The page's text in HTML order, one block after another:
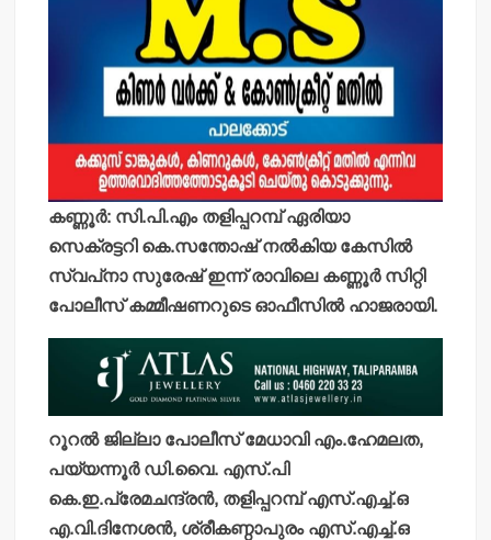
കണ്ണൂര്‍: സി.പി.എം തളിപ്പറമ്പ് ഏരിയാ
സെക്രട്ടറി കെ.സന്തോഷ് നല്‍കിയ കേസില്‍
സ്വപ്‌നാ സുരേഷ് ഇന്ന് രാവിലെ കണ്ണൂര്‍ സിറ്റി
പോലീസ് കമ്മീഷണറുടെ ഓഫീസില്‍ ഹാജരായി.
റൂറല്‍ ജില്ലാ പോലീസ് മേധാവി എം.ഹേമലത,
പയ്യന്നൂര്‍ ഡി.വൈ. എസ്.പി
കെ.ഇ.പ്രേമചന്ദ്രന്‍, തളിപ്പറമ്പ് എസ്.എച്ച്.ഒ
എ.വി.ദിനേശന്‍, ശ്രീകണ്ഠാപുരം എസ്.എച്ച്.ഒ